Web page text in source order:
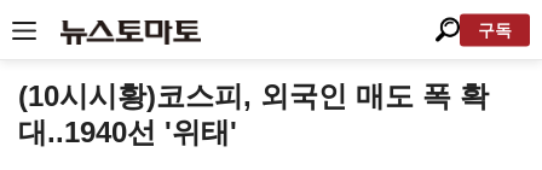
구독
(10시시황)코스피, 외국인 매도 폭 확
대..1940선 '위태'